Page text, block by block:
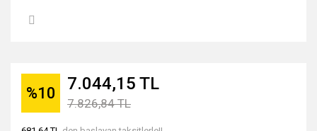
%10 7.044,15 TL
7.826,84 TL